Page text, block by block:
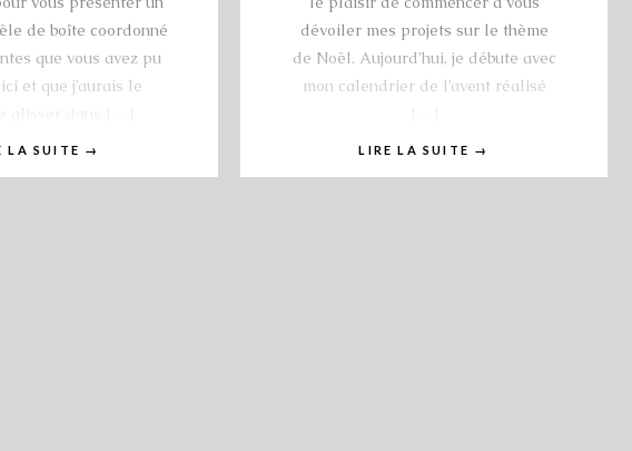
de boîte coordonné
que vous avez pu
et que j’aurais le
LA SUITE →
dévoiler mes projets sur le thème
de Noël. Aujourd’hui, je débute avec
mon calendrier de l’avent réalisé
LIRE LA SUITE →